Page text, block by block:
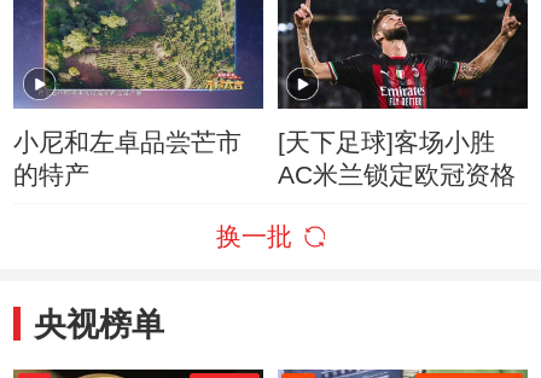
小尼和左卓品尝芒市
的特产
[天下足球]客场小胜
AC米兰锁定欧冠资格
换一批
央视榜单